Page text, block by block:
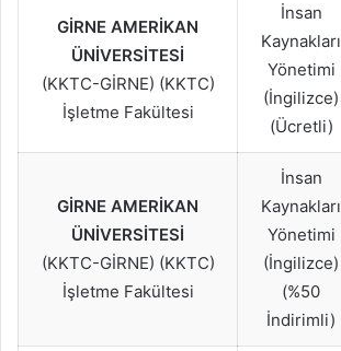
GİRNE AMERİKAN
ÜNİVERSİTESİ
(KKTC-GİRNE) (KKTC)
İşletme Fakültesi
İnsan
Kaynakları
Yönetimi
(İngilizce)
(Ücretli)
GİRNE AMERİKAN
ÜNİVERSİTESİ
(KKTC-GİRNE) (KKTC)
İşletme Fakültesi
İnsan
Kaynakları
Yönetimi
(İngilizce)
(%50
İndirimli)